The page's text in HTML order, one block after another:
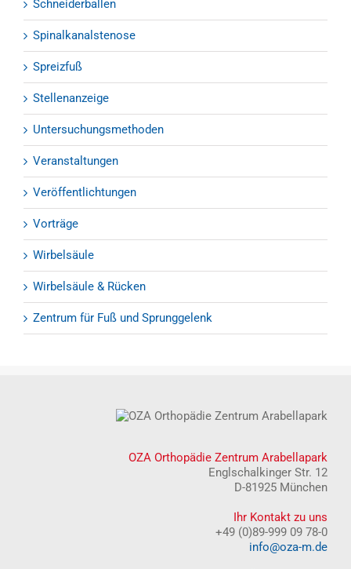
Schneiderballen
Spinalkanalstenose
Spreizfuß
Stellenanzeige
Untersuchungsmethoden
Veranstaltungen
Veröffentlichtungen
Vorträge
Wirbelsäule
Wirbelsäule & Rücken
Zentrum für Fuß und Sprunggelenk
OZA Orthopädie Zentrum Arabellapark
Englschalkinger Str. 12
D-81925 München
Ihr Kontakt zu uns
+49 (0)89-999 09 78-0
info@oza-m.de